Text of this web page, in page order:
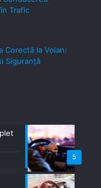
Trafic
Corectă la Volan:
Siguranță
5